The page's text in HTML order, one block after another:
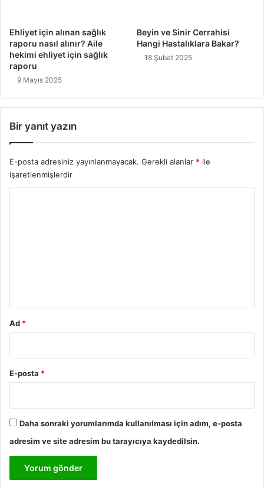
Ehliyet için alınan sağlık
raporu nasıl alınır? Aile
hekimi ehliyet için sağlık
raporu
9 Mayıs 2025
Beyin ve Sinir Cerrahisi
Hangi Hastalıklara Bakar?
18 Şubat 2025
Bir yanıt yazın
E-posta adresiniz yayınlanmayacak. Gerekli alanlar * ile
işaretlenmişlerdir
Ad *
E-posta *
Daha sonraki yorumlarımda kullanılması için adım, e-posta
adresim ve site adresim bu tarayıcıya kaydedilsin.